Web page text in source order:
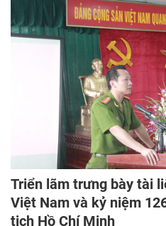
viện CSND đã tổ chức vòng chung kết Hội thi
chủ nhiệm giỏi” năm học 2015 -
PGS.TS Trần Minh Chất -
diện lãnh đạo các đơn vị thuộc Học viện, tập thể lãnh đạo,
cán bộ, giáo viên phòng Quản lý học
sinh viên các lớp tham gia hội
Triển lãm trưng bày tài
Việt Nam và kỷ niệm
tịch Hồ Chí Minh